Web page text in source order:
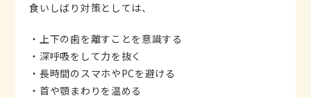
食いしばり対策としては、
・上下の歯を離すことを意識する
・深呼吸をして力を抜く
・長時間のスマホやPCを避ける
・首や顎まわりを温める